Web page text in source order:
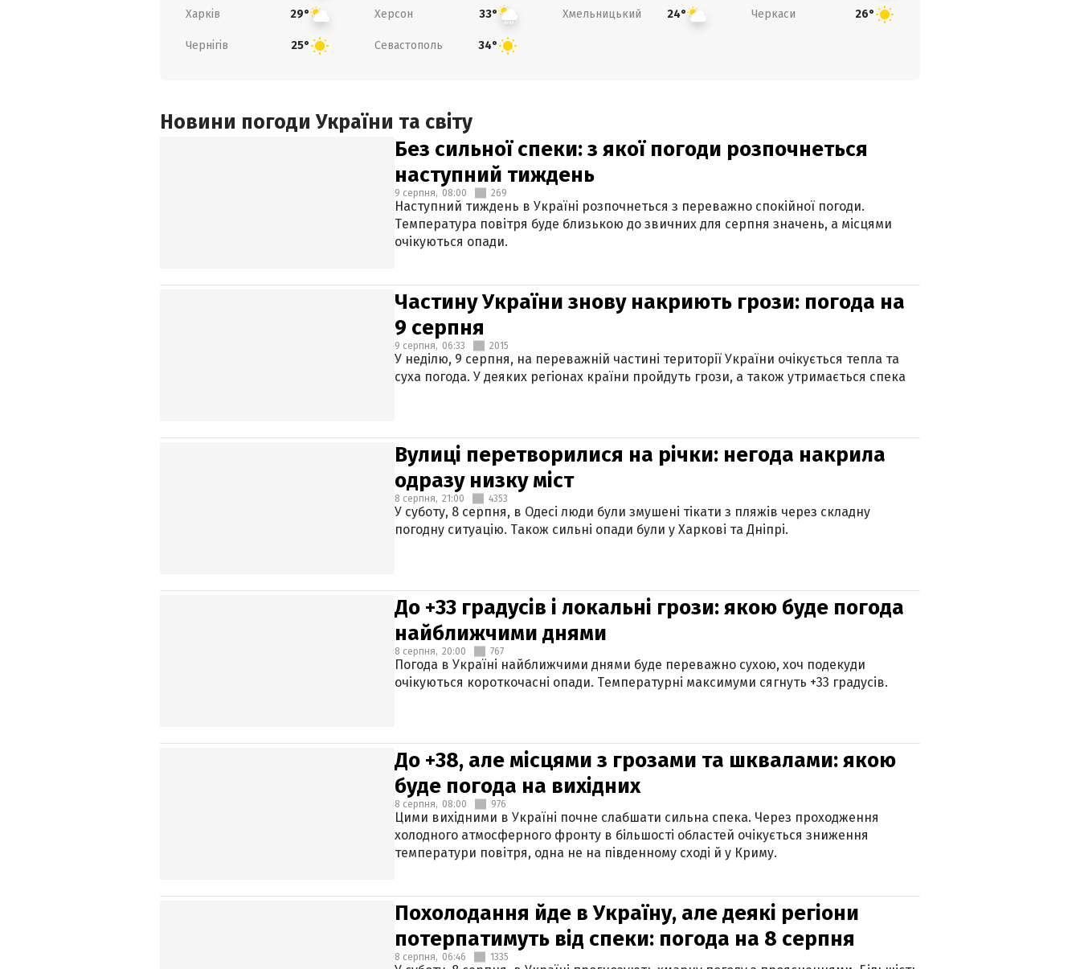
Харків 29° Херсон 33° Хмельницький 24° Черкаси 26°
Чернігів 25° Севастополь 34°
Новини погоди України та світу
Без сильної спеки: з якої погоди розпочнеться
наступний тиждень
9 серпня, 08:00 269
Наступний тиждень в Україні розпочнеться з переважно спокійної погоди.
Температура повітря буде близькою до звичних для серпня значень, а місцями
очікуються опади.
Частину України знову накриють грози: погода на
9 серпня
9 серпня, 06:33 2015
У неділю, 9 серпня, на переважній частині території України очікується тепла та
суха погода. У деяких регіонах країни пройдуть грози, а також утримається спека
Вулиці перетворилися на річки: негода накрила
одразу низку міст
8 серпня, 21:00 4353
У суботу, 8 серпня, в Одесі люди були змушені тікати з пляжів через складну
погодну ситуацію. Також сильні опади були у Харкові та Дніпрі.
До +33 градусів і локальні грози: якою буде погода
найближчими днями
8 серпня, 20:00 767
Погода в Україні найближчими днями буде переважно сухою, хоч подекуди
очікуються короткочасні опади. Температурні максимуми сягнуть +33 градусів.
До +38, але місцями з грозами та шквалами: якою
буде погода на вихідних
8 серпня, 08:00 976
Цими вихідними в Україні почне слабшати сильна спека. Через проходження
холодного атмосферного фронту в більшості областей очікується зниження
температури повітря, одна не на південному сході й у Криму.
Похолодання йде в Україну, але деякі регіони
потерпатимуть від спеки: погода на 8 серпня
8 серпня, 06:46 1335